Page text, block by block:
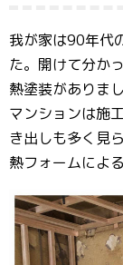
我が家は90年代
た。開けて分か
熱塗装がありま
マンションは施
き出しも多く見
熱フォームによ